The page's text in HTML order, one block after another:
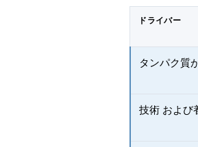
ドライバー
タンパク質
技術 および